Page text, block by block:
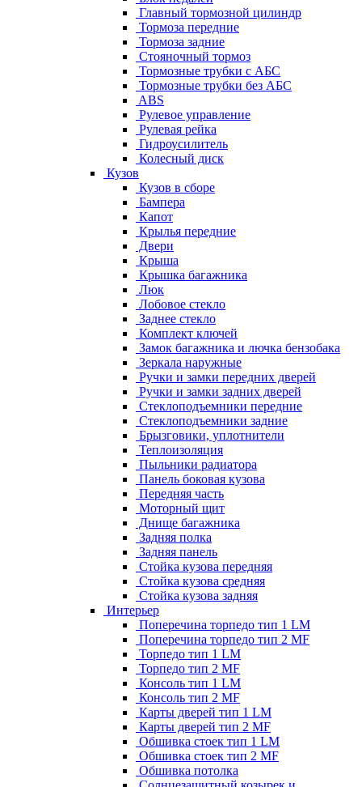
Главный тормозной цилиндр
Тормоза передние
Тормоза задние
Стояночный тормоз
Тормозные трубки с АБС
Тормозные трубки без АБС
ABS
Рулевое управление
Рулевая рейка
Гидроусилитель
Колесный диск
Кузов
Кузов в сборе
Бампера
Капот
Крылья передние
Двери
Крыша
Крышка багажника
Люк
Лобовое стекло
Заднее стекло
Комплект ключей
Замок багажника и лючка бензобака
Зеркала наружные
Ручки и замки передних дверей
Ручки и замки задних дверей
Стеклоподъемники передние
Стеклоподъемники задние
Брызговики, уплотнители
Теплоизоляция
Пыльники радиатора
Панель боковая кузова
Передняя часть
Моторный щит
Днище багажника
Задняя полка
Задняя панель
Стойка кузова передняя
Стойка кузова средняя
Стойка кузова задняя
Интерьер
Поперечина торпедо тип 1 LM
Поперечина торпедо тип 2 MF
Торпедо тип 1 LM
Торпедо тип 2 MF
Консоль тип 1 LM
Консоль тип 2 MF
Карты дверей тип 1 LM
Карты дверей тип 2 MF
Обшивка стоек тип 1 LM
Обшивка стоек тип 2 MF
Обшивка потолка